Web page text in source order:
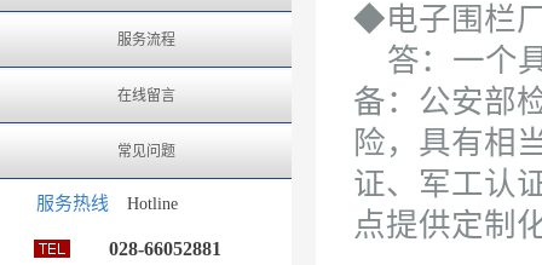
服务流程
在线留言
常见问题
服务热线 Hotline
028-66052881
◆电子围栏
答：一个
备：公安部
险，具有相
证、军工认
点提供定制